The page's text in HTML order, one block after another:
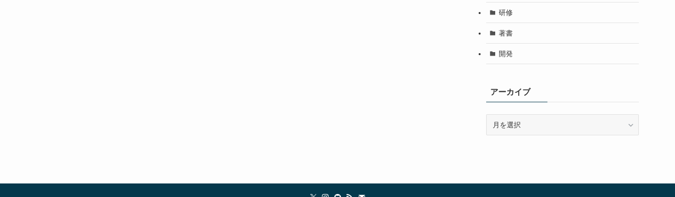
研修
著書
開発
アーカイブ